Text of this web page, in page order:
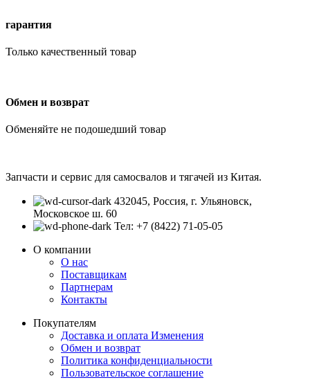
гарантия
Только качественный товар
Обмен и возврат
Обменяйте не подошедший товар
Запчасти и сервис для самосвалов и тягачей из Китая.
432045, Россия, г. Ульяновск,
Московское ш. 60
Тел: +7 (8422) 71-05-05
О компании
О нас
Поставщикам
Партнерам
Контакты
Покупателям
Доставка и оплата Изменения
Обмен и возврат
Политика конфиденциальности
Пользовательское соглашение